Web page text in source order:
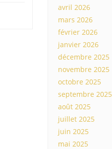
avril 2026
mars 2026
février 2026
janvier 2026
décembre 2025
novembre 2025
octobre 2025
septembre 2025
août 2025
juillet 2025
juin 2025
mai 2025